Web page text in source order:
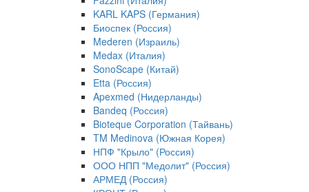
KARL KAPS (Германия)
Биоспек (Россия)
Mederen (Израиль)
Medax (Италия)
SonoScape (Китай)
Etta (Россия)
Apexmed (Нидерланды)
Bandeq (Россия)
Bioteque Corporation (Тайвань)
TM Medinova (Южная Корея)
НПФ "Крыло" (Россия)
ООО НПП "Медолит" (Россия)
АРМЕД (Россия)